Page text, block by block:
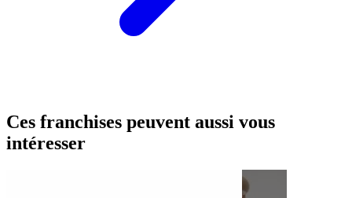
Ces franchises peuvent aussi vous
intéresser